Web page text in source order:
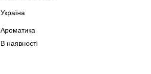
Україна
Ароматика
В наявності